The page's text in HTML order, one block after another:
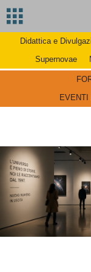
Didattica e
Supernovae